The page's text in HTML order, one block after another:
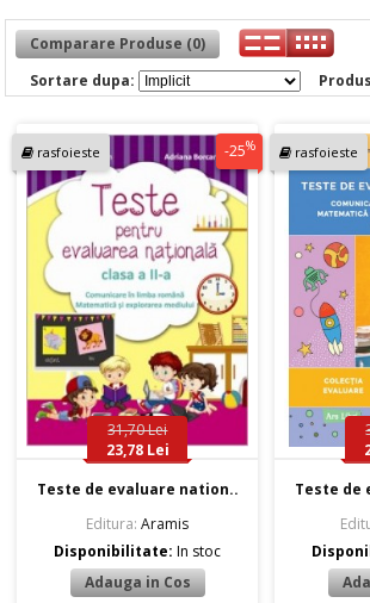
Comparare Produse (0)
Sortare dupa:
rasfoieste -25%
31,70 Lei
23,78 Lei
Teste de evaluare nation..
Editura: Aramis
Disponibilitate:In stoc
rasfoieste
Teste de